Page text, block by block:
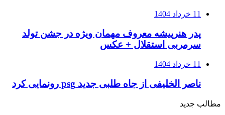
11 خرداد 1404
پدر هنرپیشه معروف مهمان ویژه در جشن تولد
سرمربی استقلال + عکس
11 خرداد 1404
ناصر الخلیفی از جاه طلبی جدید psg رونمایی کرد
مطالب جدید